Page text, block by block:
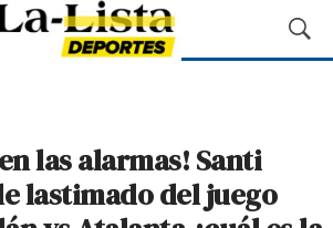
M
o
las alarmas! Santi
lastimado del juego